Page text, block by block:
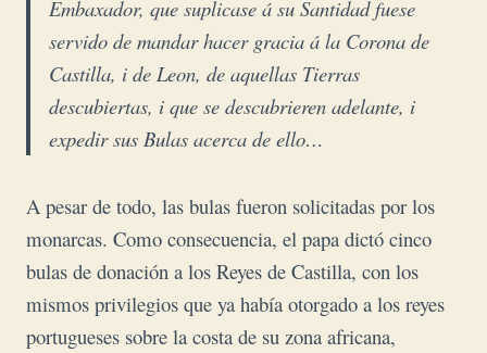
Embaxador, que suplicase á su Santidad fuese
servido de mandar hacer gracia á la Corona de
Castilla, i de Leon, de aquellas Tierras
descubiertas, i que se descubrieren adelante, i
expedir sus Bulas acerca de ello…
A pesar de todo, las bulas fueron solicitadas por los
monarcas. Como consecuencia, el papa dictó cinco
bulas de donación a los Reyes de Castilla, con los
mismos privilegios que ya había otorgado a los reyes
portugueses sobre la costa de su zona africana,